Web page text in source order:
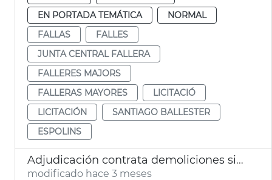
EN PORTADA TEMÁTICA
NORMAL
FALLAS
FALLES
JUNTA CENTRAL FALLERA
FALLERES MAJORS
FALLERAS MAYORES
LICITACIÓ
LICITACIÓN
SANTIAGO BALLESTER
ESPOLINS
Adjudicación contrata demoliciones situaciones ruina inminente València
modificado hace 3 meses